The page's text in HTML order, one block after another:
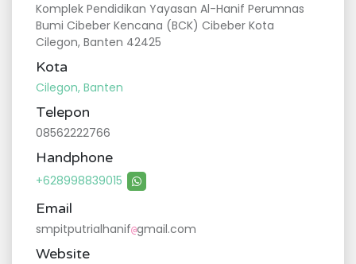
Komplek Pendidikan Yayasan Al-Hanif Perumnas
Bumi Cibeber Kencana (BCK) Cibeber Kota
Cilegon, Banten 42425
Kota
Cilegon, Banten
Telepon
08562222766
Handphone
+628998839015
Email
smpitputrialhanif@gmail.com
Website